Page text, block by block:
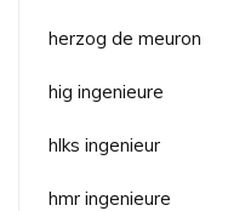
herzog de meuron
hig ingenieure
hlks ingenieur
hmr ingenieure